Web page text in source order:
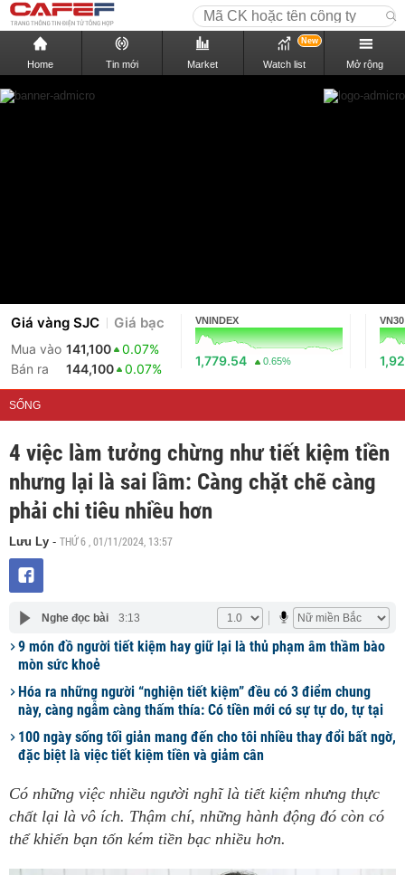
Home Tin mới Market Watch list
New
Mở rộng
Giá vàng SJC Giá bạc
Mua vào 141,100
0.07%
Bán ra
144,100 0.07%
VNINDEX
1,779.54 0.65%
VN30
SỐNG
4 việc làm tưởng chừng như tiết kiệm tiền
nhưng lại là sai lầm: Càng chặt chẽ càng
phải chi tiêu nhiều hơn
Lưu Ly - THỨ 6 , 01/11/2024, 13:57
Nghe đọc bài 3:13
9 món đồ người tiết kiệm hay giữ lại là thủ phạm âm thầm bào
mòn sức khoẻ
Hóa ra những người “nghiện tiết kiệm” đều có 3 điểm chung
này, càng ngẫm càng thấm thía: Có tiền mới có sự tự do, tự tại
100 ngày sống tối giản mang đến cho tôi nhiều thay đổi bất ngờ,
đặc biệt là việc tiết kiệm tiền và giảm cân
Có những việc nhiều người nghĩ là tiết kiệm nhưng thực
chất lại là vô ích. Thậm chí, những hành động đó còn có
thể khiến bạn tốn kém tiền bạc nhiều hơn.